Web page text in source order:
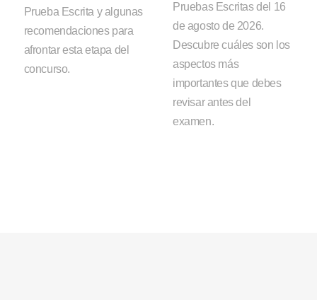
Prueba Escrita y algunas
recomendaciones para
afrontar esta etapa del
concurso.
Pruebas Escritas del 16
de agosto de 2026.
Descubre cuáles son los
aspectos más
importantes que debes
revisar antes del
examen.